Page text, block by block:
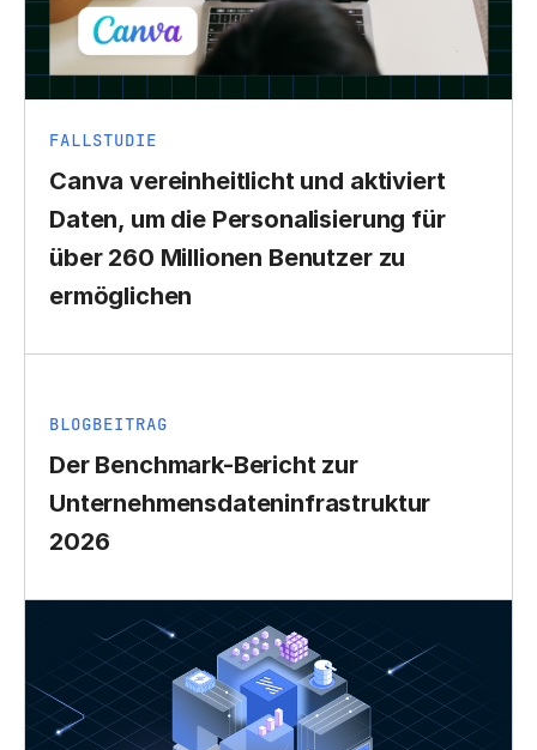
FALLSTUDIE
Canva vereinheitlicht und aktiviert
Daten, um die Personalisierung für
über 260 Millionen Benutzer zu
ermöglichen
BLOGBEITRAG
Der Benchmark-Bericht zur
Unternehmensdateninfrastruktur
2026